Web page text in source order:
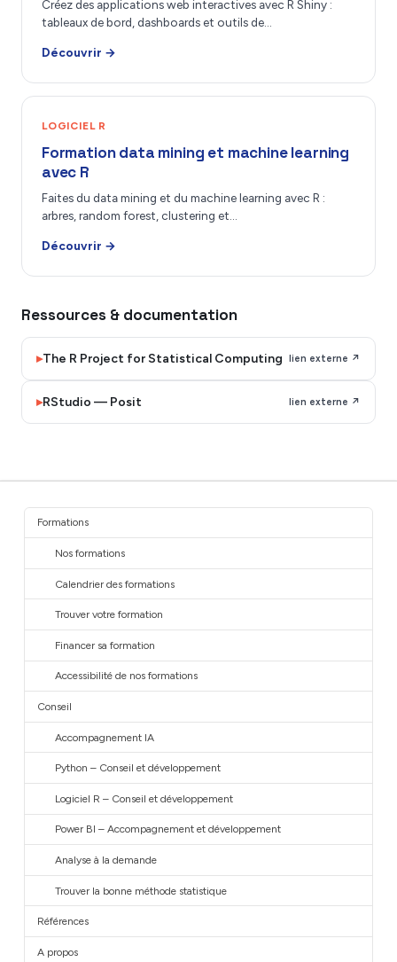
Créez des applications web interactives avec R Shiny :
tableaux de bord, dashboards et outils de…
Découvrir →
LOGICIEL R
Formation data mining et machine learning
avec R
Faites du data mining et du machine learning avec R :
arbres, random forest, clustering et…
Découvrir →
Ressources & documentation
▸The R Project for Statistical Computing lien externe ↗
▸RStudio — Posit lien externe ↗
Formations
Nos formations
Calendrier des formations
Trouver votre formation
Financer sa formation
Accessibilité de nos formations
Conseil
Accompagnement IA
Python – Conseil et développement
Logiciel R – Conseil et développement
Power BI – Accompagnement et développement
Analyse à la demande
Trouver la bonne méthode statistique
Références
A propos